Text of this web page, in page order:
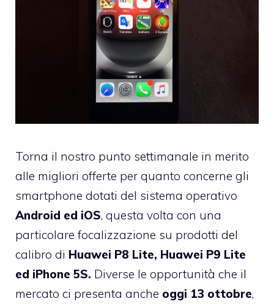
Torna il nostro punto settimanale in merito
alle migliori offerte per quanto concerne gli
smartphone dotati del sistema operativo
Android ed iOS, questa volta con una
particolare focalizzazione su prodotti del
calibro di Huawei P8 Lite, Huawei P9 Lite
ed iPhone 5S. Diverse le opportunità che il
mercato ci presenta anche oggi 13 ottobre,